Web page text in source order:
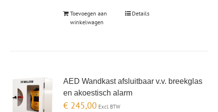
Toevoegen aan
winkelwagen
Details
AED Wandkast afsluitbaar v.v. breekglas
en akoestisch alarm
€ 245,00 Excl. BTW